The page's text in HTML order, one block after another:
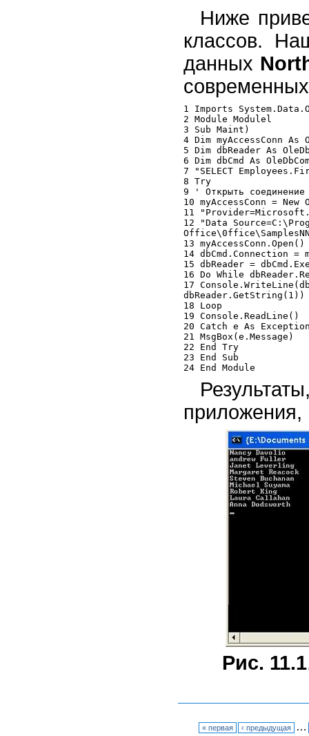
Ниже
классов.
данных
1 Imports
2 Module Modulel
3 Sub Maint)
4 Dim myAccessConn As
5 Dim dbReader As
6 Dim dbCmd As
7 "SELECT
8 Try
9 ' Открыть соединение
10 myAccessConn = New
11
12 "Data
13 myAccessConn.Open()
14 dbCmd.Connection =
15 dbReader =
16 Do While
17
dbReader.GetString(1))
18 Loop
19 Console.ReadLine()
20 Catch e As
21 MsgBox(e.Message)
22 End Try
23 End Sub
приложения,
Рис. 11.1
« первая ‹ предыдущая …